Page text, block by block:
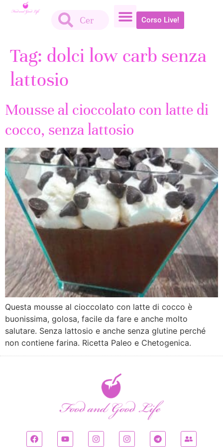
Corso Live!
Tag: dolci low carb senza
lattosio
Mousse al cioccolato con latte di
cocco, senza lattosio
Questa mousse al cioccolato con latte di cocco è
buonissima, golosa, facile da fare e anche molto
salutare. Senza lattosio e anche senza glutine perché
non contiene farina. Ricetta Paleo e Chetogenica.